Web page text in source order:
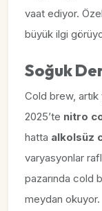
vaat ediyor.
büyük ilgi
Soğuk
Cold brew,
2025’te nitro
hatta alkolsüz
varyasyonlar
pazarında cold
meydan okuyor.